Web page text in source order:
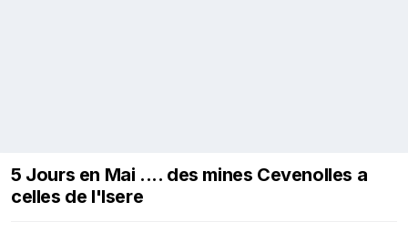
5 Jours en Mai .... des mines Cevenolles a
celles de l'Isere